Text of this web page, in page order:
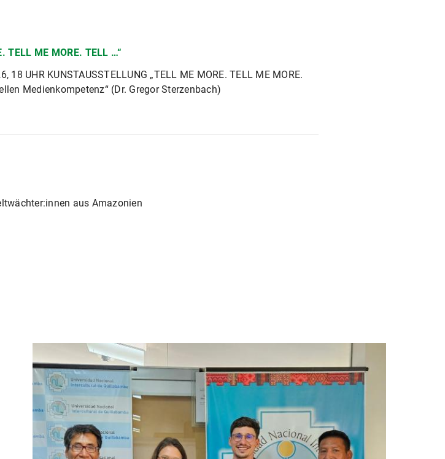
TELL ME MORE. TELL …“
18 UHR KUNSTAUSSTELLUNG „TELL ME MORE. TELL ME MORE.
Medienkompetenz“ (Dr. Gregor Sterzenbach)
aus Amazonien